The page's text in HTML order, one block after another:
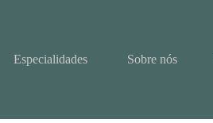
Especialidades Sobre nós